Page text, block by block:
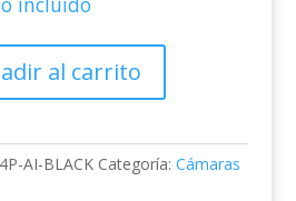
al carrito
AI-BLACK Categoría: Cámaras